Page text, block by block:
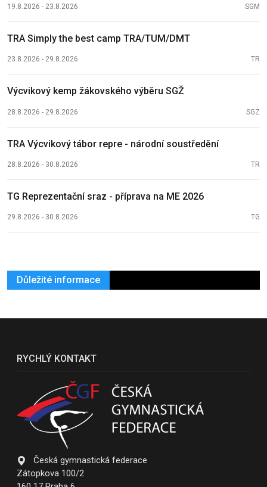
19.8.2026 - 23.8.2026 SGM
TRA Simply the best camp TRA/TUM/DMT
23.8.2026 - 29.8.2026 TR
Výcvikový kemp žákovského výběru SGŽ
28.8.2026 - 29.8.2026 SGZ
TRA Výcvikový tábor repre - národní soustředění
28.8.2026 - 30.8.2026 TR
TG Reprezentační sraz - příprava na ME 2026
29.8.2026 - 30.8.2026 TG
Důležité informace
RYCHLÝ KONTAKT
Česká gymnastická federace
Zátopkova 100/2